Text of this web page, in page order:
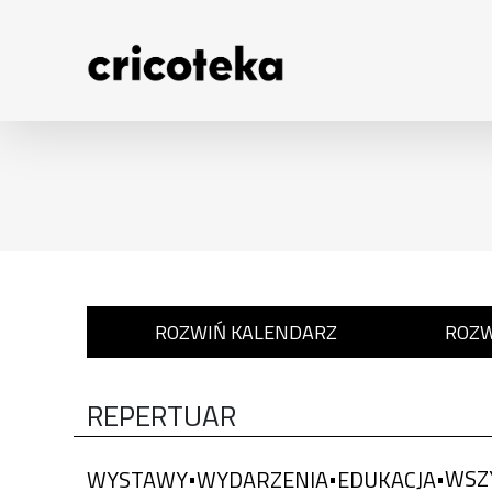
ROZWIŃ KALENDARZ
REPERTUAR
WYSTAWY•WYDARZENIA•EDUKACJA•